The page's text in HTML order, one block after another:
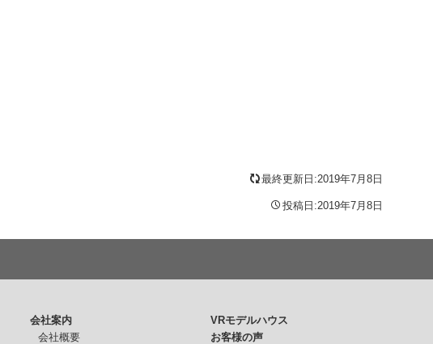
最終更新日:2019年7月8日
投稿日:2019年7月8日
会社案内
会社概要
VRモデルハウス
お客様の声